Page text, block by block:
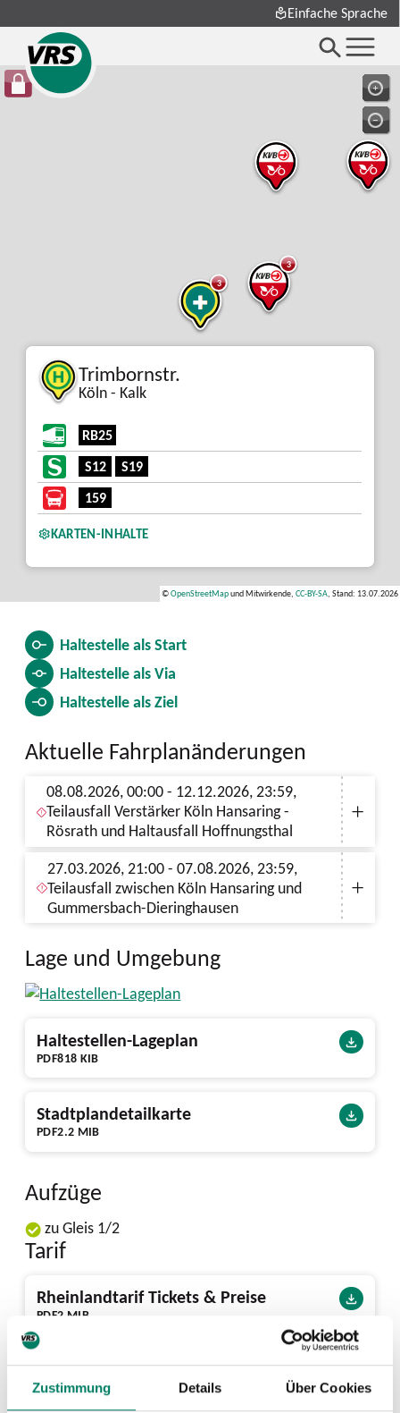
Zustimmung Details Über Cookies
Einfache Sprache
Trimbornstr.
Köln - Kalk
RB25
S12
S19
159
KARTEN-INHALTE
3
3
©OpenStreetMapund Mitwirkende, CC-BY-SA, Stand: 13.07.2026
Haltestelle alsStart
Haltestelle alsVia
Haltestelle alsZiel
Aktuelle Fahrplanänderungen
08.08.2026, 00:00 - 12.12.2026, 23:59,
Teilausfall Verstärker Köln Hansaring -
Rösrath und Haltausfall Hoffnungsthal
27.03.2026, 21:00 - 07.08.2026, 23:59,
Teilausfall zwischen Köln Hansaring und
Gummersbach-Dieringhausen
Lage und Umgebung
PDF818 KIB
Haltestellen-Lageplan
PDF2.2 MIB
Stadtplandetailkarte
Aufzüge
zu Gleis 1/2
Tarif
PDF2 MIB
Rheinlandtarif Tickets & Preise
PDF497 KIB
Tarifgebietskarte